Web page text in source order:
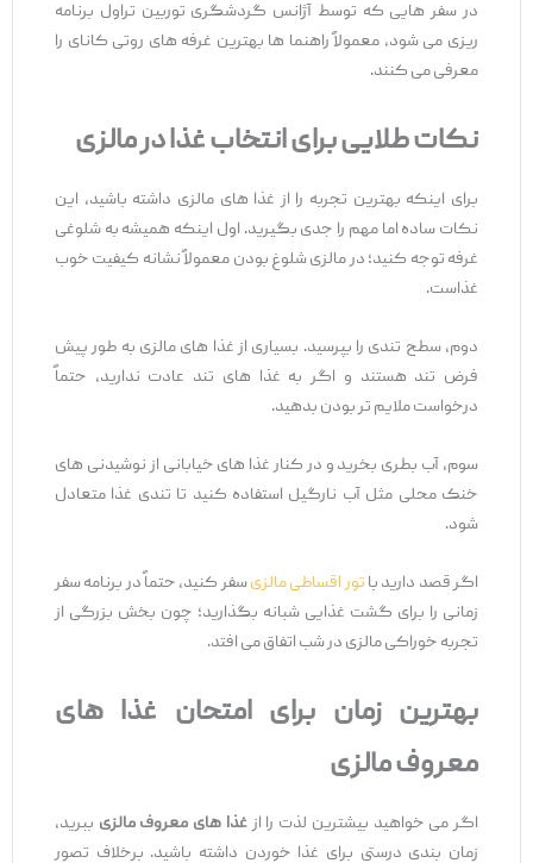
در سفر هایی که توسط آژانس گردشگری توربین تراول برنامه
‌ریزی می ‌شود، معمولاً راهنما ها بهترین غرفه‌ های روتی کانای را
معرفی می‌ کنند.
نکات طلایی برای انتخاب غذا در مالزی
برای اینکه بهترین تجربه را از غذا های مالزی داشته باشید، این
نکات ساده اما مهم را جدی بگیرید. اول اینکه همیشه به شلوغی
غرفه توجه کنید؛ در مالزی شلوغ بودن معمولاً نشانه کیفیت خوب
غذاست.
دوم، سطح تندی را بپرسید. بسیاری از غذا های مالزی به‌ طور پیش‌
فرض تند هستند و اگر به غذا های تند عادت ندارید، حتماً
درخواست ملایم ‌تر بودن بدهید.
سوم، آب بطری بخرید و در کنار غذا های خیابانی از نوشیدنی‌ های
خنک محلی مثل آب نارگیل استفاده کنید تا تندی غذا متعادل
شود.
اگر قصد دارید با تور اقساطی مالزیسفر کنید، حتماً در برنامه سفر
زمانی را برای گشت غذایی شبانه بگذارید؛ چون بخش بزرگی از
تجربه خوراکی مالزی در شب اتفاق می‌ افتد.
بهترین زمان برای امتحان غذا های
معروف مالزی
اگر می ‌خواهید بیشترین لذت را ازغذا های معروف مالزیببرید،
زمان ‌بندی درستی برای غذا خوردن داشته باشید. برخلاف تصور